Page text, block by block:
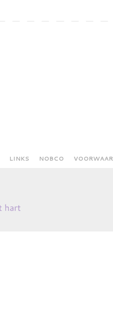
LINKS NOBCO